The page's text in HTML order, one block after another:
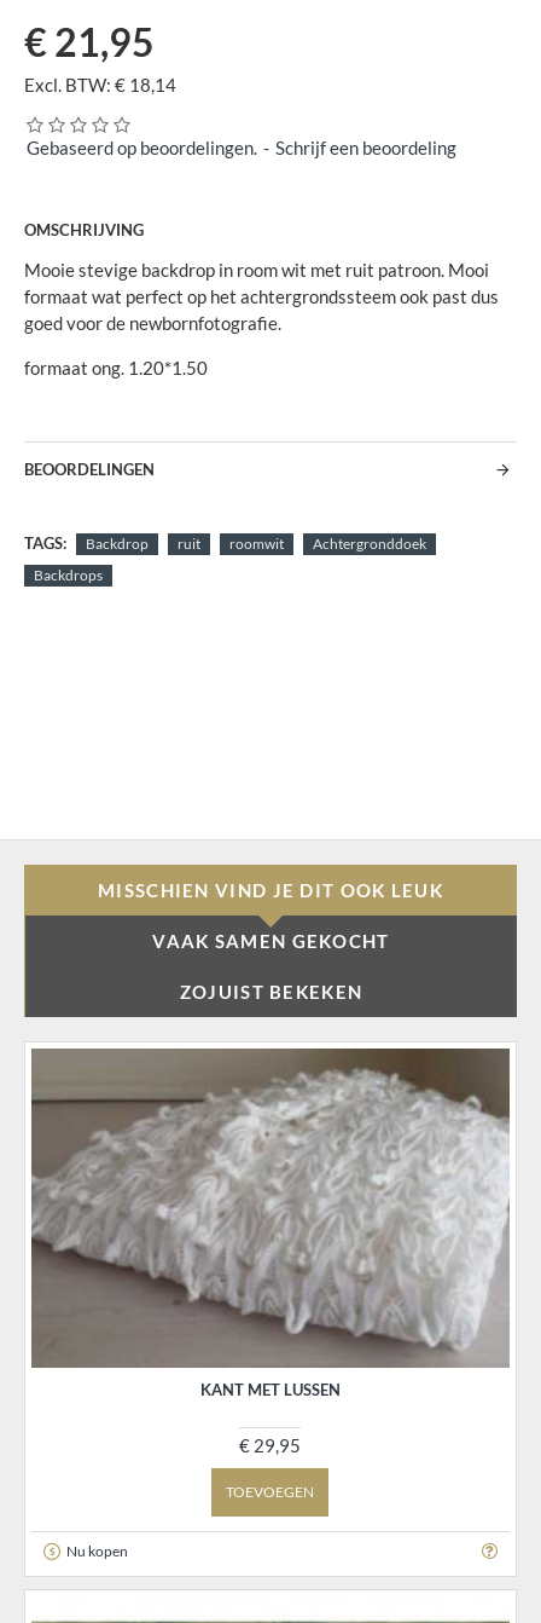
Gebaseerd op beoordelingen. - Schrijf een beoordeling
€ 21,95
Excl. BTW: € 18,14
OMSCHRIJVING
Mooie stevige backdrop in room wit met ruit patroon. Mooi
formaat wat perfect op het achtergrondssteem ook past dus
goed voor de newbornfotografie.
formaat ong. 1.20*1.50
BEOORDELINGEN
TAGS: Backdrop ruit roomwit
Achtergronddoek
Backdrops
MISSCHIEN VIND JE DIT OOK LEUK
VAAK SAMEN GEKOCHT
ZOJUIST BEKEKEN
KANT MET LUSSEN
€ 29,95
TOEVOEGEN
Nu kopen